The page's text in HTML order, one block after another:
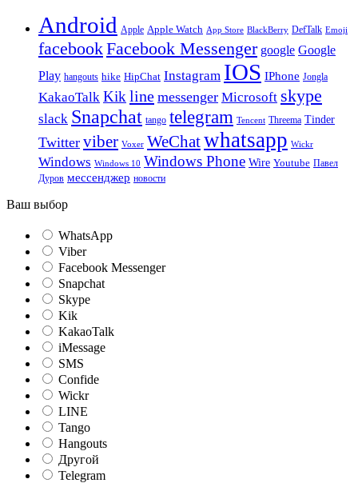
Android Apple Apple Watch App Store BlackBerry DefTalk Emoji
facebookFacebook Messenger google Google
Play hangouts hike HipChat Instagram IOS IPhone Jongla
KakaoTalk Kikline messenger Microsoft skype
slack Snapchat tango telegram Tencent Threema Tinder
Twitter viber Voxer WeChatwhatsapp Wickr
Windows Windows 10 Windows Phone Wire Youtube Павел
Дуров мессенджер новости
Ваш выбор
WhatsApp
Viber
Facebook Messenger
Snapchat
Skype
Kik
KakaoTalk
iMessage
SMS
Confide
Wickr
LINE
Tango
Hangouts
Другой
Telegram